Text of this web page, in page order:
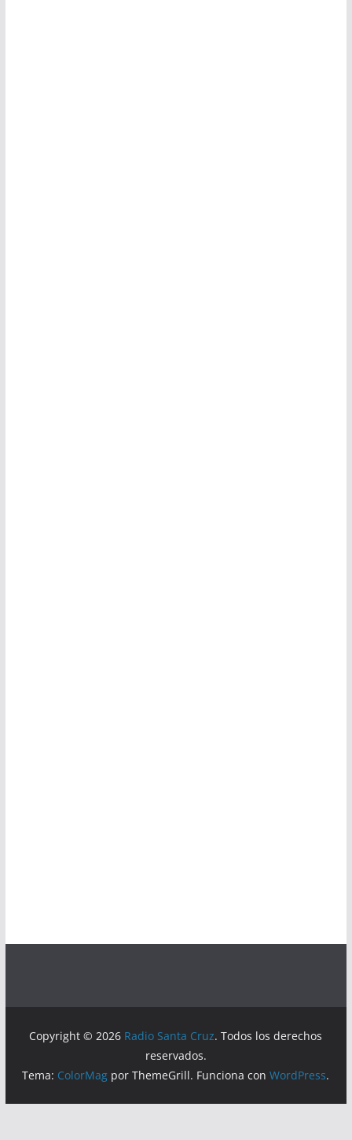
Copyright © 2026 Radio Santa Cruz. Todos los derechos
reservados.
Tema: ColorMag por ThemeGrill. Funciona conWordPress.